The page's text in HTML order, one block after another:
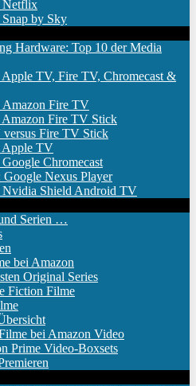
Netflix
by Sky
Hardware: Top 10 der Media
Apple TV, Fire TV, Chromecast &
Amazon Fire TV
Amazon Fire TV Stick
Fire TV Stick
Apple TV
Chromecast
Nexus Player
Nvidia Shield Android TV
Serien …
bei Amazon
Original Series
Fiction Filme
bei Amazon Video
Prime Video-Boxsets